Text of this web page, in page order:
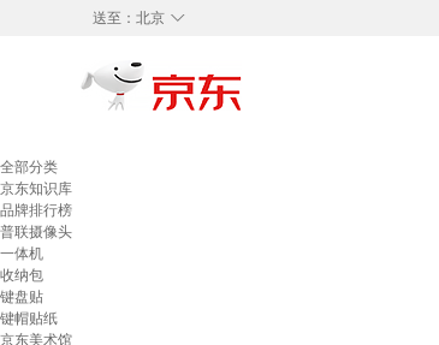
◇
送至： 北京
全部分类
京东知识库
品牌排行榜
普联摄像头
一体机
收纳包
键盘贴
键帽贴纸
京东美术馆